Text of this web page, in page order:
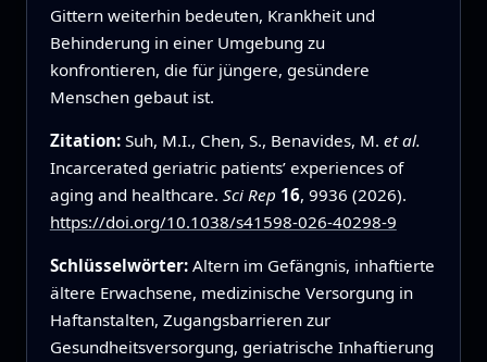
Gittern weiterhin bedeuten, Krankheit und
Behinderung in einer Umgebung zu
konfrontieren, die für jüngere, gesündere
Menschen gebaut ist.
Zitation: Suh, M.I., Chen, S., Benavides, M. et al.
Incarcerated geriatric patients’ experiences of
aging and healthcare. Sci Rep 16, 9936 (2026).
https://doi.org/10.1038/s41598-026-40298-9
Schlüsselwörter: Altern im Gefängnis, inhaftierte
ältere Erwachsene, medizinische Versorgung in
Haftanstalten, Zugangsbarrieren zur
Gesundheitsversorgung, geriatrische Inhaftierung